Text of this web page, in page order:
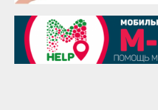
Чингиз Мустафаев
29 августа
Надежда Рослова